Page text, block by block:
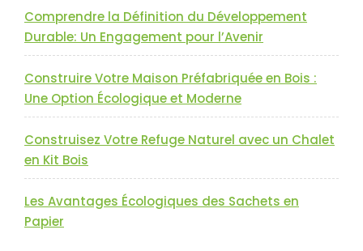
Comprendre la Définition du Développement
Durable: Un Engagement pour l’Avenir
Construire Votre Maison Préfabriquée en Bois :
Une Option Écologique et Moderne
Construisez Votre Refuge Naturel avec un Chalet
en Kit Bois
Les Avantages Écologiques des Sachets en
Papier